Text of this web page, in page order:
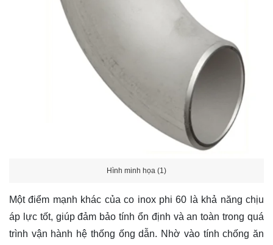
Hình minh họa (1)
Một điểm mạnh khác của co inox phi 60 là khả năng chịu
áp lực tốt, giúp đảm bảo tính ổn định và an toàn trong quá
trình vận hành hệ thống ống dẫn. Nhờ vào tính chống ăn